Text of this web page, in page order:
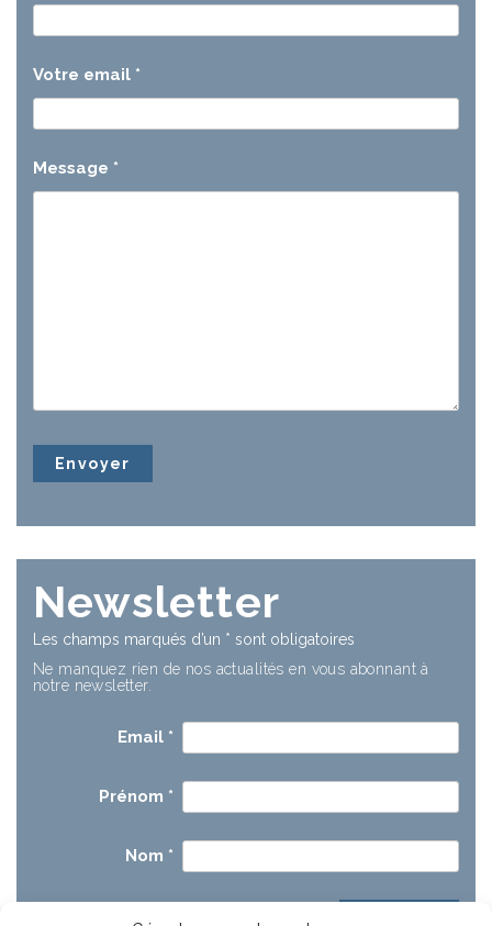
Votre email *
Message *
Newsletter
Les champs marqués d’un * sont obligatoires
Ne manquez rien de nos actualités en vous abonnant à
notre newsletter.
Email *
Prénom *
Nom *